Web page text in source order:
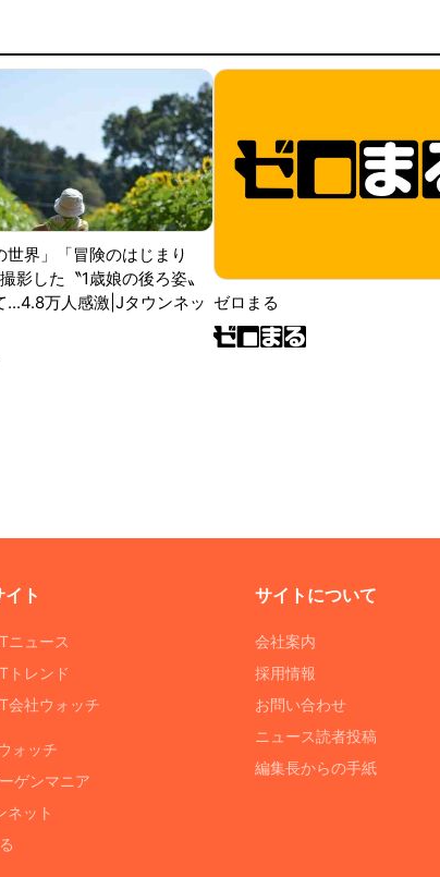
世界」「冒険のはじまり
影した〝1歳娘の後ろ姿〟
...4.8万人感激|Jタウンネッ ゼロまる
ト
ニュース
トレンド
会社ウォッチ
ォッチ
ゲンマニア
ネット
サイトについて
会社案内
採用情報
お問い合わせ
ニュース読者投稿
編集長からの手紙